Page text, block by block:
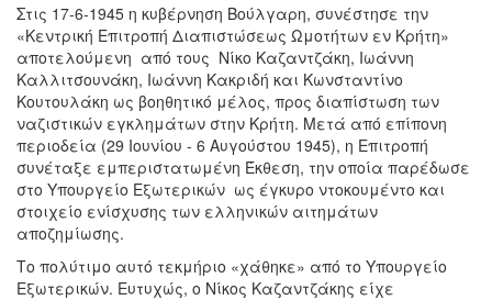
Στις 17-6-1945 η κυβέρνηση Βούλγαρη, συνέστησε την
«Κεντρική Επιτροπή Διαπιστώσεως Ωμοτήτων εν Κρήτη»
αποτελούμενη από τους Νίκο Καζαντζάκη, Ιωάννη
Καλλιτσουνάκη, Ιωάννη Κακριδή και Κωνσταντίνο
Κουτουλάκη ως βοηθητικό μέλος, προς διαπίστωση των
ναζιστικών εγκλημάτων στην Κρήτη. Μετά από επίπονη
περιοδεία (29 Ιουνίου - 6 Αυγούστου 1945), η Επιτροπή
συνέταξε εμπεριστατωμένη Έκθεση, την οποία παρέδωσε
στο Υπουργείο Εξωτερικών ως έγκυρο ντοκουμέντο και
στοιχείο ενίσχυσης των ελληνικών αιτημάτων
αποζημίωσης.
Το πολύτιμο αυτό τεκμήριο «χάθηκε» από το Υπουργείο
Εξωτερικών. Ευτυχώς, ο Νίκος Καζαντζάκης είχε